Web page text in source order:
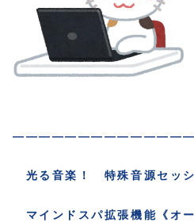
光る音楽！ 特殊音源セッ
マインドスパ拡張機能《オ